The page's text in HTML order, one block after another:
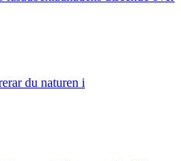
du naturen i